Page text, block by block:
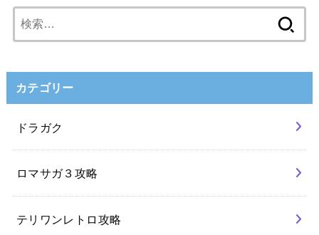
索:
カテゴリー
ドラガク
ロマサガ３攻略
テリワンレトロ攻略